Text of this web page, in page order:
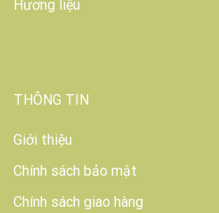
Hương liệu
THÔNG TIN
Giới thiệu
Chính sách bảo mật
Chính sách giao hàng